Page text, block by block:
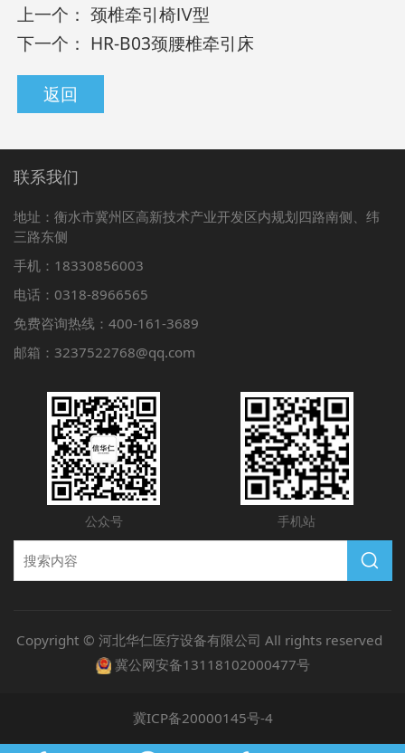
上一个：颈椎牵引椅Ⅳ型
下一个： HR-B03颈腰椎牵引床
返回
联系我们
地址：衡水市冀州区高新技术产业开发区内规划四路南侧、纬
三路东侧
手机：18330856003
电话：0318-8966565
免费咨询热线：400-161-3689
邮箱：3237522768@qq.com
公众号 手机站
Copyright © 河北华仁医疗设备有限公司 All rights reserved
冀公网安备13118102000477号
冀ICP备20000145号-4